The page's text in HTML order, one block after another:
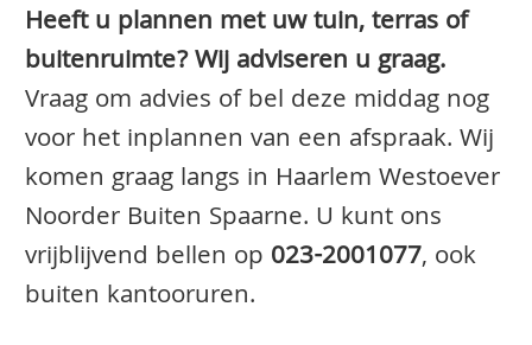
Heeft u plannen met uw tuin, terras of
buitenruimte? Wij adviseren u graag.
Vraag om advies of bel deze middag nog
voor het inplannen van een afspraak. Wij
komen graag langs in Haarlem Westoever
Noorder Buiten Spaarne. U kunt ons
vrijblijvend bellen op 023-2001077, ook
buiten kantooruren.